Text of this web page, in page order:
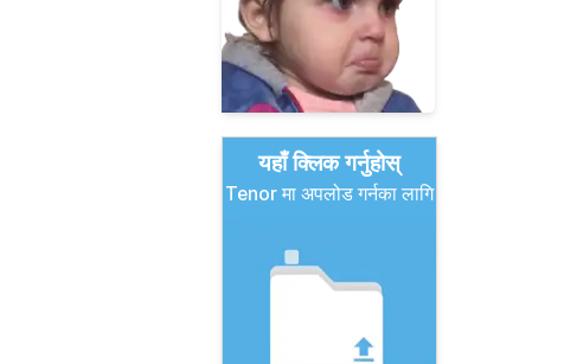
यहाँ क्लिक गर्नुहोस्
Tenor मा अपलोड गर्नका लागि